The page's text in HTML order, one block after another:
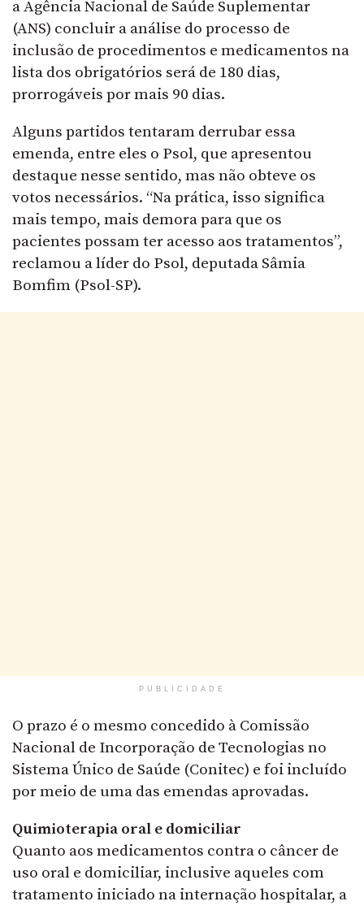
a Agência Nacional de Saúde Suplementar
(ANS) concluir a análise do processo de
inclusão de procedimentos e medicamentos na
lista dos obrigatórios será de 180 dias,
prorrogáveis por mais 90 dias.
Alguns partidos tentaram derrubar essa
emenda, entre eles o Psol, que apresentou
destaque nesse sentido, mas não obteve os
votos necessários. “Na prática, isso significa
mais tempo, mais demora para que os
pacientes possam ter acesso aos tratamentos”,
reclamou a líder do Psol, deputada Sâmia
Bomfim (Psol-SP).
PUBLICIDADE
O prazo é o mesmo concedido à Comissão
Nacional de Incorporação de Tecnologias no
Sistema Único de Saúde (Conitec) e foi incluído
por meio de uma das emendas aprovadas.
Quimioterapia oral e domiciliar
Quanto aos medicamentos contra o câncer de
uso oral e domiciliar, inclusive aqueles com
tratamento iniciado na internação hospitalar, a